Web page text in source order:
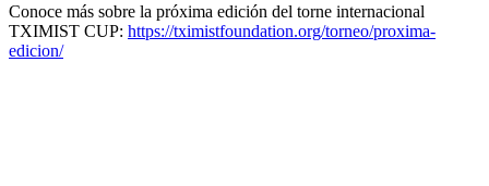
Conoce más sobre la próxima edición del torne internacional
TXIMIST CUP: https://tximistfoundation.org/torneo/proxima-
edicion/